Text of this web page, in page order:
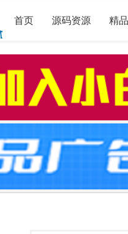
首页 源码资源 精